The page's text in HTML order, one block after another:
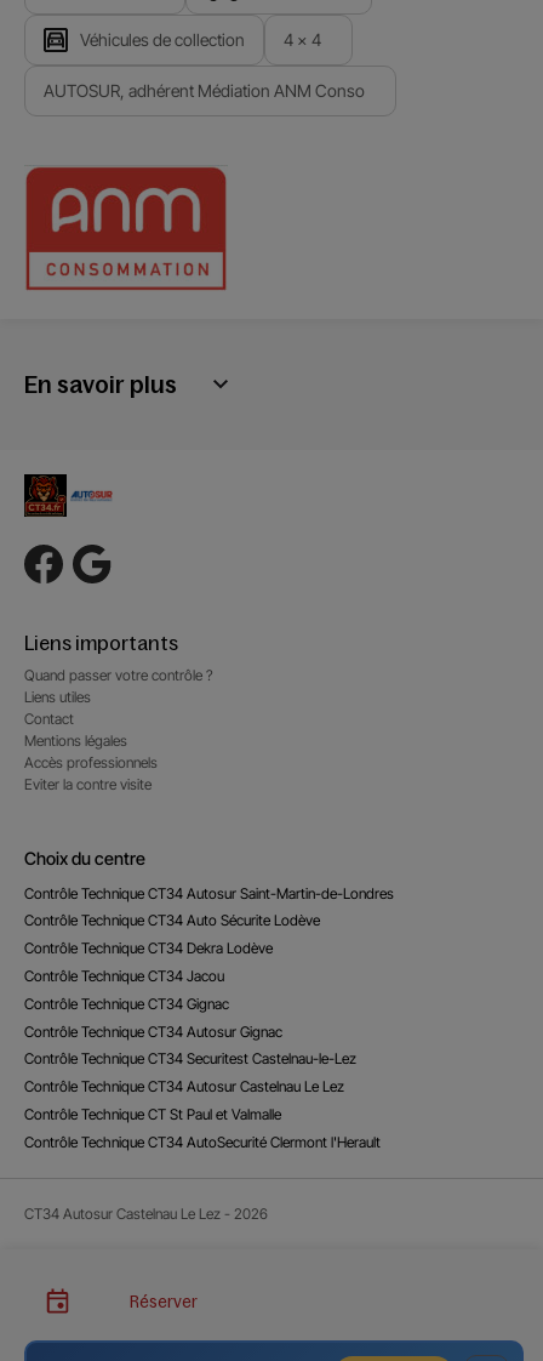
Véhicules de collection 4 x 4
AUTOSUR, adhérent Médiation ANM Conso
En savoir plus
Liens importants
Quand passer votre contrôle ?
Liens utiles
Contact
Mentions légales
Accès professionnels
Eviter la contre visite
Choix du centre
Contrôle Technique CT34 Autosur Saint-Martin-de-Londres
Contrôle Technique CT34 Auto Sécurite Lodève
Contrôle Technique CT34 Dekra Lodève
Contrôle Technique CT34 Jacou
Contrôle Technique CT34 Gignac
Contrôle Technique CT34 Autosur Gignac
Contrôle Technique CT34 Securitest Castelnau-le-Lez
Contrôle Technique CT34 Autosur Castelnau Le Lez
Contrôle Technique CT St Paul et Valmalle
Contrôle Technique CT34 AutoSecurité Clermont l'Herault
CT34 Autosur Castelnau Le Lez - 2026
Réserver